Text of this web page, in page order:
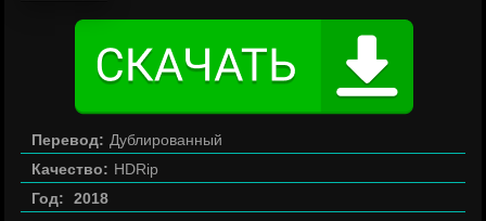
Перевод: Дублированный
Качество: HDRip
Год:
2018